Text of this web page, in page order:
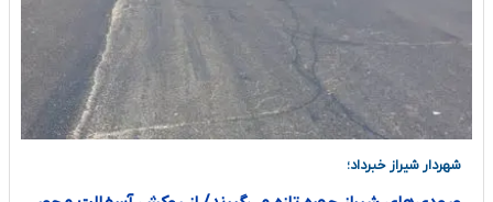
شهردار شیراز خبرداد؛